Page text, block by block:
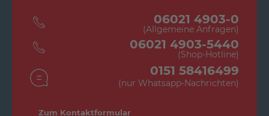
06021 4903-0
(Allgemeine Anfragen)
06021 4903-5440
(Shop-Hotline)
0151 58416499
(nur Whatsapp-Nachrichten)
Zum Kontaktformular